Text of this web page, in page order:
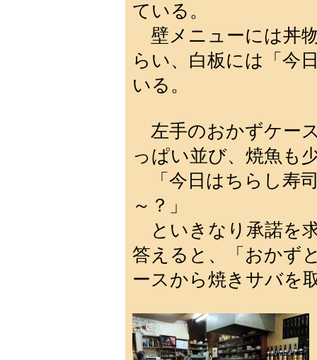
ている。
壁メニューには丼
らい、白板には「今
いる。
左手のおかずケー
っぱい並び、焼魚も
「今日はちらし寿
～？」
といきなり承諾を
答えると、「おかず
ースから焼きサバを